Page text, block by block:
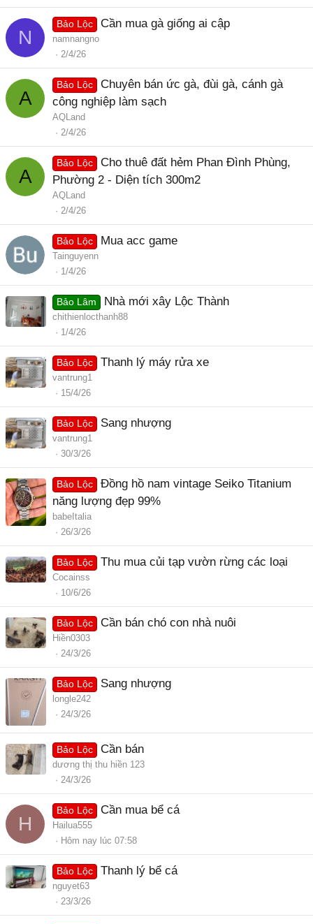
N
Bảo Lộc Cần mua gà giống ai cập
namnangno
2/4/26
A
Bảo Lộc
Chuyên bán ức gà, đùi gà, cánh gà
công nghiệp làm sạch
AQLand
2/4/26
A
Bảo Lộc
Cho thuê đất hẻm Phan Đình Phùng,
Phường 2 - Diện tích 300m2
AQLand
2/4/26
Bảo Lộc Mua acc game
Tainguyenn
1/4/26
Bảo Lâm Nhà mới xây Lộc Thành
chithienlocthanh88
1/4/26
Bảo Lộc Thanh lý máy rửa xe
vantrung1
15/4/26
Bảo Lộc Sang nhượng
vantrung1
30/3/26
Bảo Lộc
Đồng hồ nam vintage Seiko Titanium
năng lượng đẹp 99%
babeItalia
26/3/26
Bảo Lộc Thu mua củi tạp vườn rừng các loại
Cocainss
10/6/26
Bảo Lộc Cần bán chó con nhà nuôi
Hiền0303
24/3/26
Bảo Lộc Sang nhượng
longle242
24/3/26
Bảo Lộc Cần bán
dương thị thu hiền 123
24/3/26
H
Bảo Lộc Cần mua bể cá
Hailua555
Hôm nay lúc 07:58
Bảo Lộc Thanh lý bể cá
nguyet63
23/3/26